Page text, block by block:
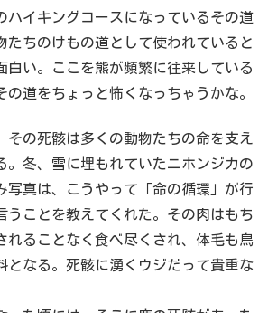
ハイキングコースになっているその道
たちのけもの道として使われていると
白い。ここを熊が頻繁に往来している
の道をちょっと怖くなっちゃうかな。
その死骸は多くの動物たちの命を支え
冬、雪に埋もれていたニホンジカの
写真は、こうやって「命の循環」が行
うことを教えてくれた。その肉はもち
れることなく食べ尽くされ、体毛も鳥
となる。死骸に湧くウジだって貴重な